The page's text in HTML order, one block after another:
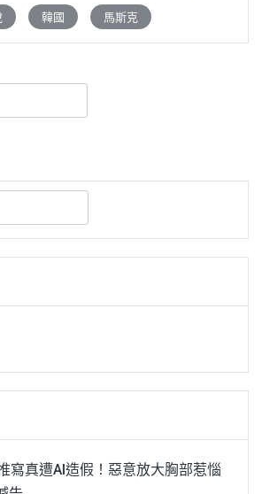
韓國 馬斯克
寫真遭AI造假！惡意放大胸部惹惱